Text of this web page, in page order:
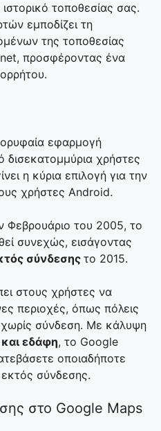
τοποθεσίας σας.
εμποδίζει τη
της τοποθεσίας
προσφέροντας ένα
εφαρμογή
δισεκατομμύρια χρήστες
η κύρια επιλογή για την
χρήστες Android.
Φεβρουάριο του 2005, το
συνεχώς, εισάγοντας
σύνδεσης το 2015.
στους χρήστες να
περιοχές, όπως πόλεις
σύνδεση. Με κάλυψη
εδάφη, το Google
οποιαδήποτε
σύνδεσης.
στο Google Maps